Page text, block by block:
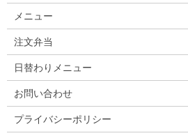
メニュー
注文弁当
日替わりメニュー
お問い合わせ
プライバシーポリシー